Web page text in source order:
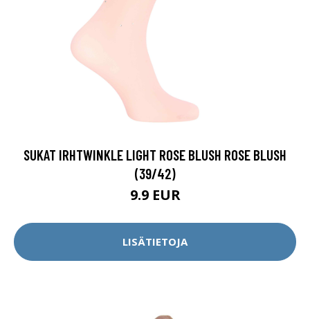
SUKAT IRHTWINKLE LIGHT ROSE BLUSH ROSE BLUSH
(39/42)
9.9 EUR
LISÄTIETOJA